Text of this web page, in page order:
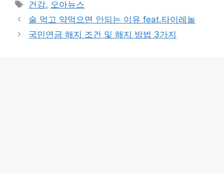
리
태
그
건강, 오아뉴스
술 먹고 약먹으면 안되는 이유 feat.타이레놀
국민연금 해지 조건 및 해지 방법 3가지